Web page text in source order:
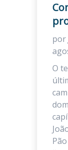
por
O